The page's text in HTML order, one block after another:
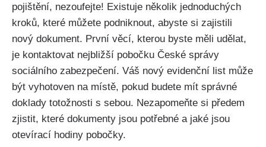
pojištění, nezoufejte! Existuje několik jednoduchých
kroků, které můžete podniknout, abyste si zajistili
nový dokument. První věcí, kterou byste měli udělat,
je kontaktovat nejbližší pobočku České správy
sociálního zabezpečení. Váš nový evidenční list může
být vyhotoven na místě, pokud budete mít správné
doklady totožnosti s sebou. Nezapomeňte si předem
zjistit, které dokumenty jsou potřebné a jaké jsou
otevírací hodiny pobočky.